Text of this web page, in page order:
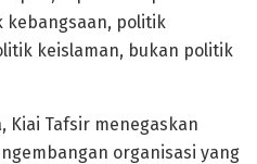
kebangsaan, politik
keislaman, bukan politik
Kiai Tafsir menegaskan
organisasi yang